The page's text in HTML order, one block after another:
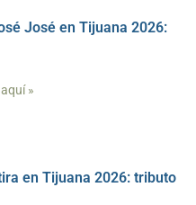
José en Tijuana 2026:
»
en Tijuana 2026: tributo